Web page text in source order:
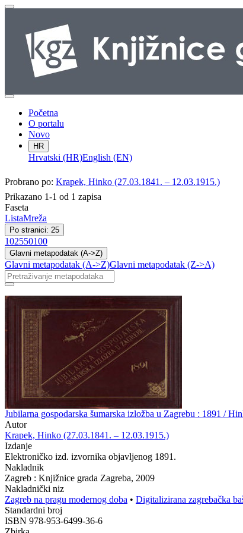
Početna
O portalu
Novo
HR
Hrvatski (HR)English (EN)
Probrano po: Krapek, Hinko (27.03.1841. – 12.03.1915.)
Prikazano 1-1 od 1 zapisa
Faseta
ListaMreža
Po stranici: 25
102550100
Glavni metapodatak (A->Z)
Glavni metapodatak (A->Z)Glavni metapodatak (Z->A)
Jubilarna gospodarska šumarska izložba u Zagrebu : 1891 /
Autor
Krapek, Hinko (27.03.1841. – 12.03.1915.)
Izdanje
Elektroničko izd. izvornika objavljenog 1891.
Nakladnik
Zagreb : Knjižnice grada Zagreba, 2009
Nakladnički niz
Zagreb na pragu modernog doba • Digitalizirana zagrebačka
Standardni broj
ISBN 978-953-6499-36-6